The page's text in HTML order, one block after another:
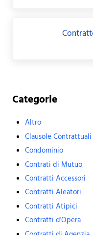
Sidebar
Categorie
Altro
Clausole Contrattuali
Condominio
Contrati di Mutuo
Contratti Accessori
Contratti Aleatori
Contratti Atipici
Contratti d'Opera